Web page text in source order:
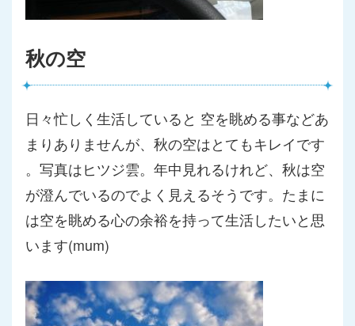
秋の空
日々忙しく生活していると 空を眺める事などあ
まりありませんが、秋の空はとてもキレイです
。写真はヒツジ雲。年中見れるけれど、秋は空
が澄んでいるのでよ く見えるそうです。たまに
は空を眺める心の余裕を持って生活したいと思
います(mum)